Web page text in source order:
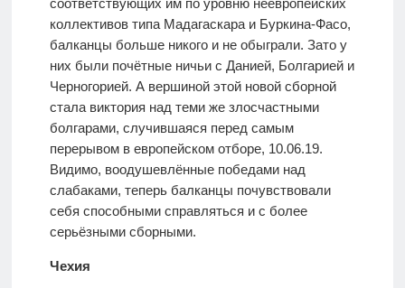
соответствующих им по уровню неевропейских
коллективов типа Мадагаскара и Буркина-Фасо,
балканцы больше никого и не обыграли. Зато у
них были почётные ничьи с Данией, Болгарией и
Черногорией. А вершиной этой новой сборной
стала виктория над теми же злосчастными
болгарами, случившаяся перед самым
перерывом в европейском отборе, 10.06.19.
Видимо, воодушевлённые победами над
слабаками, теперь балканцы почувствовали
себя способными справляться и с более
серьёзными сборными.
Чехия